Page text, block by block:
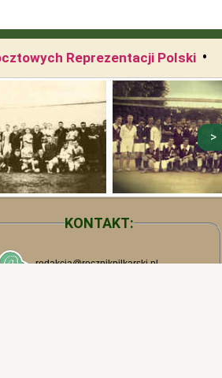
Reprezentacji Polski •
KONTAKT: